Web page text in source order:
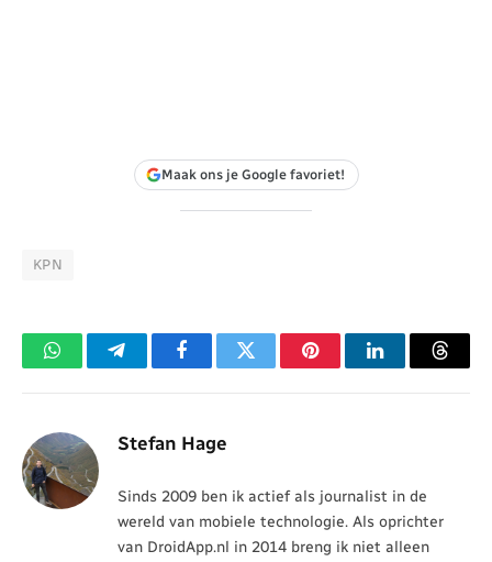
Maak ons je Google favoriet!
KPN
WhatsAppTelegramFacebookTwitter PinterestLinkedIn
Stefan Hage
Sinds 2009 ben ik actief als journalist in de
wereld van mobiele technologie. Als oprichter
van DroidApp.nl in 2014 breng ik niet alleen